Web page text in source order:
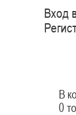
Вход
В
0